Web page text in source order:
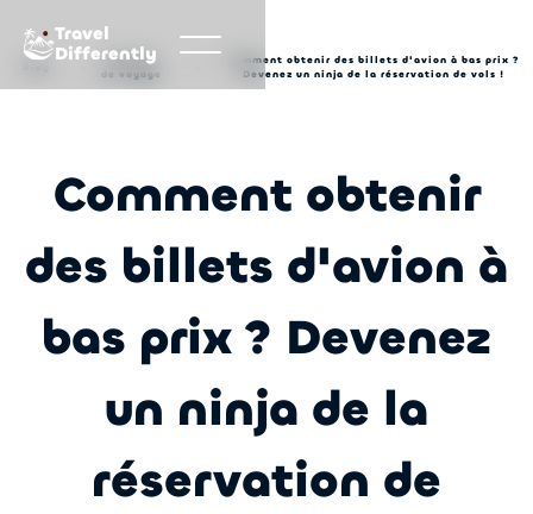
Travel
Differently
Conseils
de voyage
Comment obtenir des billets d'avion à bas prix ?
Devenez un ninja de la réservation de vols !
Comment obtenir
des billets d'avion à
bas prix ? Devenez
un ninja de la
réservation de